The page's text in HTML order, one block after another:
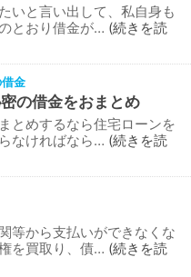
いと言い出して、私自身も
とおり借金が… 続きを読
金
の借金をおまとめ
とめするなら住宅ローンを
なければなら… 続きを読
等から支払いができなくな
を買取り、債… 続きを読